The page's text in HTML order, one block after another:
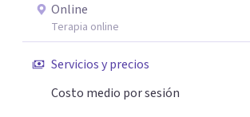
en tratamiento de depresiones, ansiedad,
adicciones, duelos, conflictos de pareja.
Online
Terapia online
Servicios y precios
Costo medio por sesión